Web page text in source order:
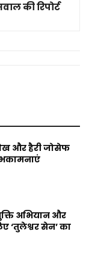
की रिपोर्ट
और हैरी जोसेफ
अभियान और
‘तुलेश्वर सेन’ का